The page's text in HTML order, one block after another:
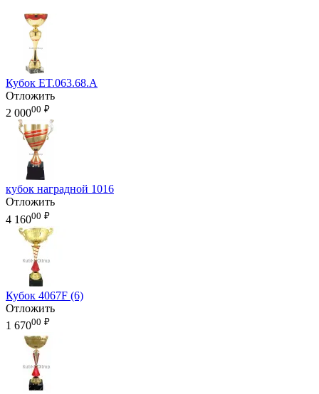
Кубок ET.063.68.A
Отложить
2 00000 ₽
кубок наградной 1016
Отложить
4 16000 ₽
Кубок 4067F (6)
Отложить
1 67000 ₽